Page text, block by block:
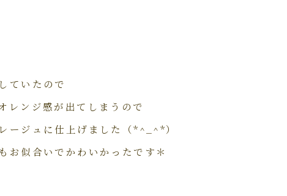
ていたので
レンジ感が出てしまうので
ージュに仕上げました（*^_^*）
お似合いでかわいかったです＊